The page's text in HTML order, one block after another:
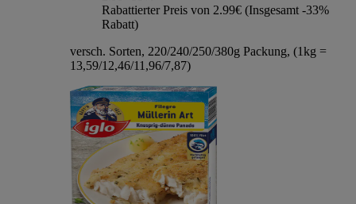
Rabattierter Preis von 2.99€ (Insgesamt -33%
Rabatt)
versch. Sorten, 220/240/250/380g Packung, (1kg =
13,59/12,46/11,96/7,87)